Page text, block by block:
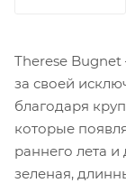
Therese Bugnet
за своей
благодаря
которые
раннего лета
зеленая,